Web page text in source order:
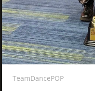
TeamDancePOP